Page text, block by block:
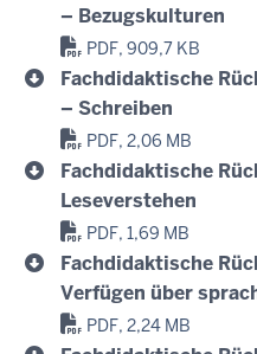
– Bezugskulturen
PDF, 909,7 KB
Fachdidaktische
– Schreiben
PDF, 2,06 MB
Fachdidaktische
Leseverstehen
PDF, 1,69 MB
Fachdidaktische
Verfügen über
PDF, 2,24 MB